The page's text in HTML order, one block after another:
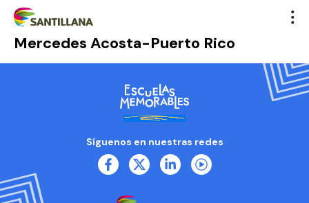
Mercedes Acosta-Puerto Rico
Síguenos en nuestras redes